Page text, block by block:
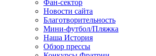
Фан-cектор
Новости сайта
Благотворительность
Мини-футбол/Пляжка
Наша История
Обзор прессы